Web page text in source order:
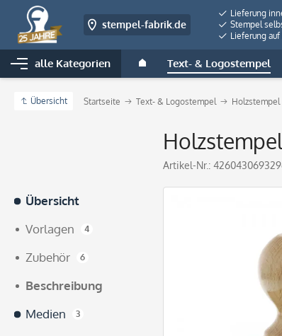
stempel-fabrik.de
Lieferung
Stempel
Lieferung
alle Kategorien Text- & Logostempel
Übersicht Startseite Text- & Logostempel Holzstempel
Artikel-Nr.:
Übersicht
Vorlagen
4
Zubehör 6
Beschreibung
Medien
3